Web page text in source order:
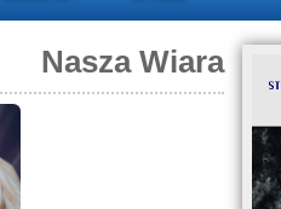
Nasza Wiara